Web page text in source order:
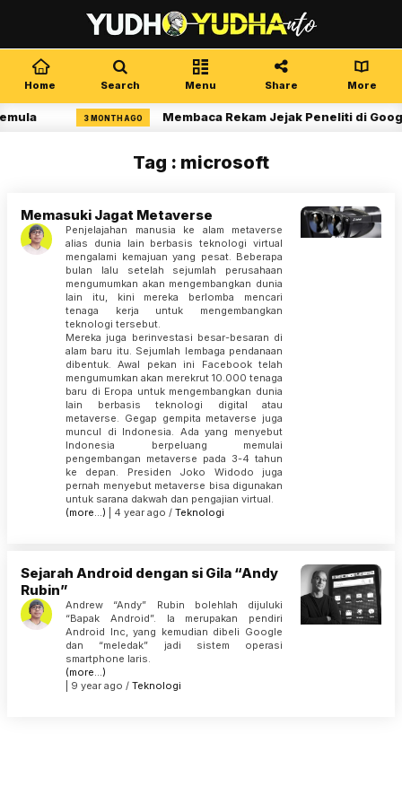
Home Search Menu Share More
3 MONTH AGO Membaca Rekam Jejak Peneliti di
Tag : microsoft
Memasuki Jagat Metaverse
Penjelajahan manusia ke alam metaverse
alias dunia lain berbasis teknologi virtual
mengalami kemajuan yang pesat. Beberapa
bulan lalu setelah sejumlah perusahaan
mengumumkan akan mengembangkan dunia
lain itu, kini mereka berlomba mencari
tenaga kerja untuk mengembangkan
teknologi tersebut.
Mereka juga berinvestasi besar-besaran di
alam baru itu. Sejumlah lembaga pendanaan
dibentuk. Awal pekan ini Facebook telah
mengumumkan akan merekrut 10.000 tenaga
baru di Eropa untuk mengembangkan dunia
lain berbasis teknologi digital atau
metaverse. Gegap gempita metaverse juga
muncul di Indonesia. Ada yang menyebut
Indonesia berpeluang memulai
pengembangan metaverse pada 3-4 tahun
ke depan. Presiden Joko Widodo juga
pernah menyebut metaverse bisa digunakan
untuk sarana dakwah dan pengajian virtual.
(more…) | 4 year ago / Teknologi
Sejarah Android dengan si Gila “Andy
Rubin”
Andrew “Andy” Rubin bolehlah dijuluki
“Bapak Android”. Ia merupakan pendiri
Android Inc, yang kemudian dibeli Google
dan “meledak” jadi sistem operasi
smartphone laris.
(more…)
| 9 year ago / Teknologi